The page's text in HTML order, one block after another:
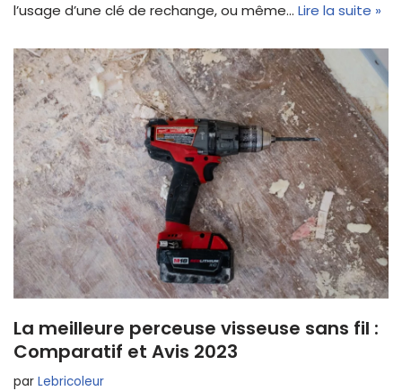
l’usage d’une clé de rechange, ou même… Lire la suite »
La meilleure perceuse visseuse sans fil :
Comparatif et Avis 2023
par Lebricoleur